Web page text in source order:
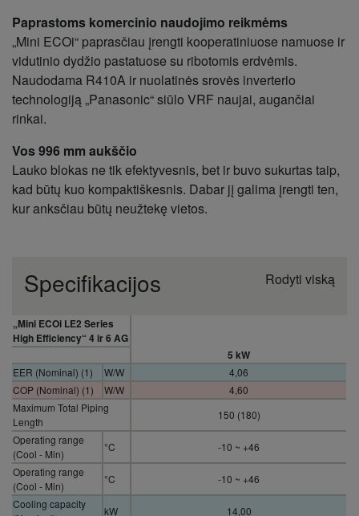
Paprastoms komercinio naudojimo reikmėms
„Mini ECOi“ paprasčiau įrengti kooperatiniuose namuose ir
vidutinio dydžio pastatuose su ribotomis erdvėmis.
Naudodama R410A ir nuolatinės srovės inverterio
technologiją „Panasonic“ siūlo VRF naujai, augančiai
rinkai.
Vos 996 mm aukščio
Lauko blokas ne tik efektyvesnis, bet ir buvo sukurtas taip,
kad būtų kuo kompaktiškesnis. Dabar jį galima įrengti ten,
kur anksčiau būtų neužtekę vietos.
Specifikacijos Rodyti viską
„Mini ECOi LE2 Series
High Efficiency“ 4 ir 6 AG
5 kW
EER (Nominal) (1) W/W
4,06
COP (Nominal) (1)
W/W
4,60
Maximum Total Piping
Length
150 (180)
Operating range
(Cool - Min)
°C
-10 ~ +46
Operating range
(Cool - Min)
°C
-10 ~ +46
Cooling capacity
kW
14,00